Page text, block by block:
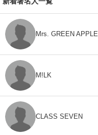
Mrs. GREEN APPLE
M!LK
CLASS SEVEN